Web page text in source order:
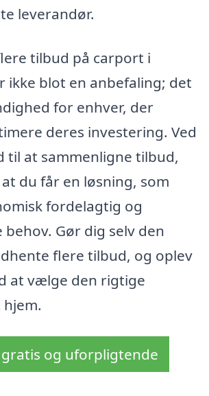
leverandør.
tilbud på carport i
ikke blot en anbefaling; det
for enhver, der
deres investering. Ved
til at sammenligne tilbud,
du får en løsning, som
fordelagtig og
Gør dig selv den
flere tilbud, og oplev
at vælge den rigtige
gratis og uforpligtende